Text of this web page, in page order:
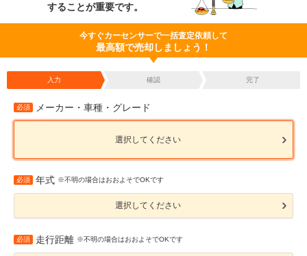
することが重要です。
今すぐカーセンサーで一括査定依頼して
最高額で売却しましょう！
入力 確認 完了
必須 メーカー・車種・グレード
選択してください
必須 年式 ※不明の場合はおおよそでOKです
選択してください
必須 走行距離 ※不明の場合はおおよそでOKです